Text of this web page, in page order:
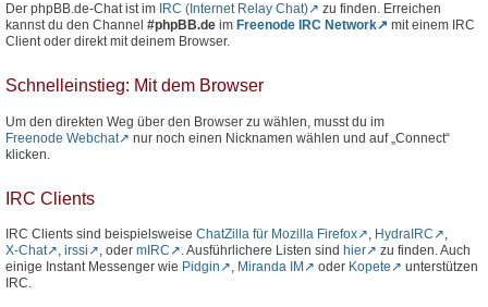
Der phpBB.de-Chat ist im IRC (Internet Relay Chat)
zu finden. Erreichen
kannst du den Channel #phpBB.de im Freenode IRC Network
mit einem IRC
Client oder direkt mit deinem Browser.
Schnelleinstieg: Mit dem Browser
Um den direkten Weg über den Browser zu wählen, musst du im
Freenode Webchat
nur noch einen Nicknamen wählen und auf „Connect“
klicken.
IRC Clients
IRC Clients sind beispielsweise ChatZilla für Mozilla Firefox , HydraIRC
,
X-Chat
, irssi , oder mIRC . Ausführlichere Listen sind hier
zu finden. Auch
einige Instant Messenger wie Pidgin , Miranda IM oder Kopete
unterstützen
IRC.